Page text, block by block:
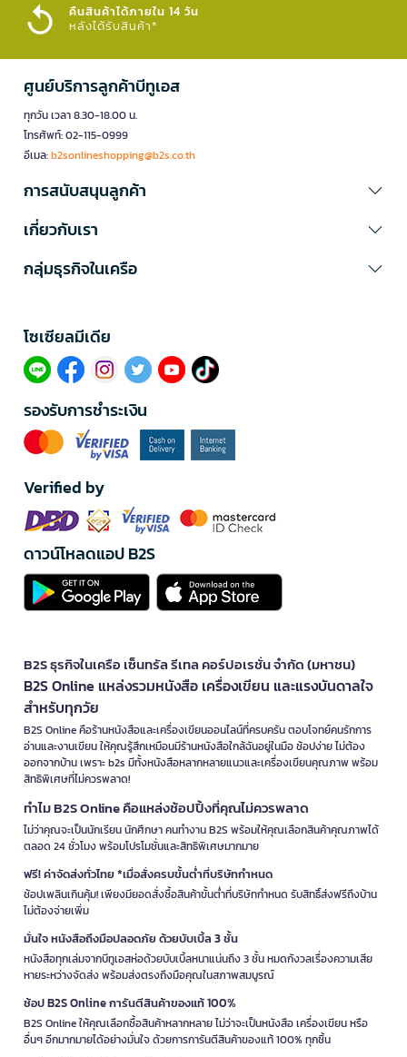
คืนสินค้าได้ภายใน 14 วัน
หลังได้รับสินค้า*
ศูนย์บริการลูกค้าบีทูเอส
ทุกวัน เวลา 8.30-18.00 น.
โทรศัพท์: 02-115-0999
อีเมล:b2sonlineshopping@b2s.co.th
การสนับสนุนลูกค้า
เกี่ยวกับเรา
กลุ่มธุรกิจในเครือ
โซเซียลมีเดีย​
รองรับการชำระเงิน
Verified by
ดาวน์โหลดแอป B2S
B2S ธุรกิจในเครือ เซ็นทรัล รีเทล คอร์ปอเรชั่น จำกัด (มหาชน)
B2S Online แหล่งรวมหนังสือ เครื่องเขียน และแรงบันดาลใจ
สำหรับทุกวัย
B2S Online คือร้านหนังสือและเครื่องเขียนออนไลน์ที่ครบครัน ตอบโจทย์คนรักการ
อ่านและงานเขียน ให้คุณรู้สึกเหมือนมีร้านหนังสือใกล้ฉันอยู่ในมือ ช้อปง่าย ไม่ต้อง
ออกจากบ้าน เพราะ b2s มีทั้งหนังสือหลากหลายแนวและเครื่องเขียนคุณภาพ พร้อม
สิทธิพิเศษที่ไม่ควรพลาด!
ทำไม B2S Online คือแหล่งช้อปปิ้งที่คุณไม่ควรพลาด
ไม่ว่าคุณจะเป็นนักเรียน นักศึกษา คนทำงาน B2S พร้อมให้คุณเลือกสินค้าคุณภาพได้
ตลอด 24 ชั่วโมง พร้อมโปรโมชั่นและสิทธิพิเศษมากมาย
ฟรี! ค่าจัดส่งทั่วไทย *เมื่อสั่งครบขั้นต่ำที่บริษัทกำหนด
ช้อปเพลินเกินคุ้ม! เพียงมียอดสั่งซื้อสินค้าขั้นต่ำที่บริษัทกำหนด รับสิทธิ์ส่งฟรีถึงบ้าน
ไม่ต้องจ่ายเพิ่ม
มั่นใจ หนังสือถึงมือปลอดภัย ด้วยบับเบิ้ล 3 ชั้น
หนังสือทุกเล่มจากบีทูเอสห่อด้วยบับเบิ้ลหนาแน่นถึง 3 ชั้น หมดกังวลเรื่องความเสีย
หายระหว่างจัดส่ง พร้อมส่งตรงถึงมือคุณในสภาพสมบูรณ์
ช้อป B2S Online การันตีสินค้าของแท้ 100%
B2S Online ให้คุณเลือกซื้อสินค้าหลากหลาย ไม่ว่าจะเป็นหนังสือ เครื่องเขียน หรือ
อื่นๆ อีกมากมายได้อย่างมั่นใจ ด้วยการการันตีสินค้าของแท้ 100% ทุกชิ้น